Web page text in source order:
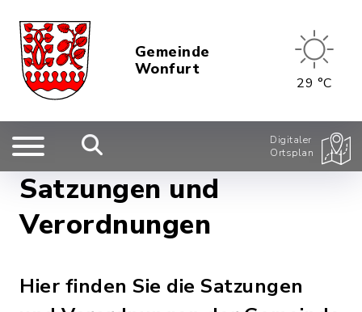
Gemeinde
Wonfurt
29 °C
Digitaler
Ortsplan
Satzungen und
Verordnungen
Hier finden Sie die Satzungen